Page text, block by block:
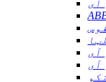
آی
آی
آی